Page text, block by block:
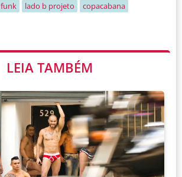
funk lado b projeto copacabana
LEIA TAMBÉM